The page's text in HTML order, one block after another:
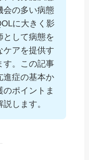
会の多い病態
に大きく影
として病態を
ケアを提供す
す。この記事
進症の基本か
のポイントま
します。